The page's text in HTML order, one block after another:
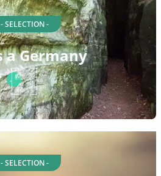
- SELECTION -
a Germany
- SELECTION -